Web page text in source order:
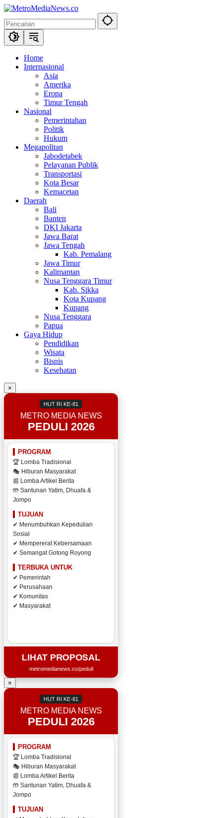
Langsung
konten
Home
Internasional
Asia
Amerika
Eropa
Timur Tengah
Nasional
Pemerintahan
Politik
Hukum
Megapolitan
Jabodetabek
Pelayanan Publik
Transportasi
Kota Besar
Kemacetan
Daerah
Bali
Banten
DKI Jakarta
Jawa Barat
Jawa Tengah
Kab. Pemalang
Jawa Timur
Kalimantan
Nusa Tenggara Timur
Kab. Sikka
Kota Kupang
Kupang
Nusa Tenggara
Papua
Gaya Hidup
Pendidikan
Wisata
Bisnis
Kesehatan
×
HUT RI KE-81
METRO MEDIA NEWS
PEDULI 2026
PROGRAM
🏆 Lomba Tradisional
🎭 Hiburan Masyarakat
📰 Lomba Artikel Berita
🤲 Santunan Yatim, Dhuafa &
Jompo
TUJUAN
✔ Menumbuhkan Kepedulian
Sosial
✔ Mempererat Kebersamaan
✔ Semangat Gotong Royong
TERBUKA UNTUK
✔ Pemerintah
✔ Perusahaan
✔ Komunitas
✔ Masyarakat
LIHAT PROPOSAL
metromedianews.co/peduli
×
HUT RI KE-81
METRO MEDIA NEWS
PEDULI 2026
PROGRAM
🏆 Lomba Tradisional
🎭 Hiburan Masyarakat
📰 Lomba Artikel Berita
🤲 Santunan Yatim, Dhuafa &
Jompo
TUJUAN